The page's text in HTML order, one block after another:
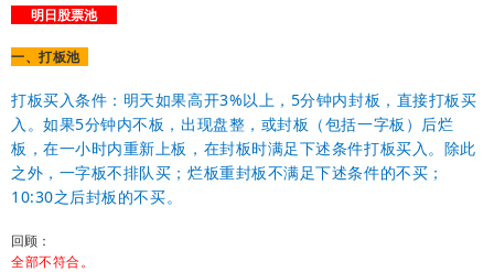
明日股票池
一、打板池
打板买入条件：明天如果高开3%以上，5分钟内封板，直接打板买
入。如果5分钟内不板，出现盘整，或封板（包括一字板）后烂
板，在一小时内重新上板，在封板时满足下述条件打板买入。除此
之外，一字板不排队买；烂板重封板不满足下述条件的不买；
10:30之后封板的不买。
回顾：
全部不符合。